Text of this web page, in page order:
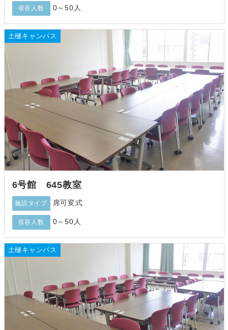
収容人数 0～50人
土樋キャンパス
6号館 645教室
施設タイプ 席可変式
収容人数 0～50人
土樋キャンパス